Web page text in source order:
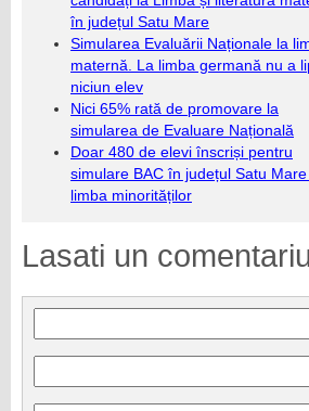
în județul Satu Mare
Simularea Evaluării Naționale la
maternă. La limba germană nu a
niciun elev
Nici 65% rată de promovare la
simularea de Evaluare Națională
Doar 480 de elevi înscriși pentru
simulare BAC în județul Satu
limba minorităților
Lasati un